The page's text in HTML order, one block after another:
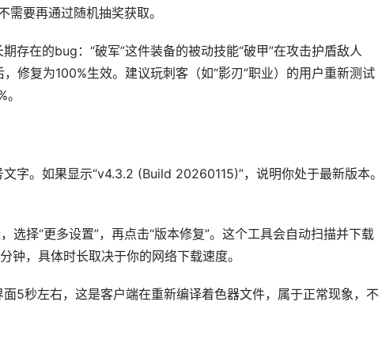
需要再通过随机抽奖获取。
存在的bug：“破军”这件装备的被动技能“破甲”在攻击护盾敌人
修复为100%生效。建议玩刺客（如“影刃”职业）的用户重新测试
字。如果显示“v4.3.2 (Build 20260115)”，说明你处于最新版本。
选择“更多设置”，再点击“版本修复”。这个工具会自动扫描并下载
钟，具体时长取决于你的网络下载速度。
5秒左右，这是客户端在重新编译着色器文件，属于正常现象，不